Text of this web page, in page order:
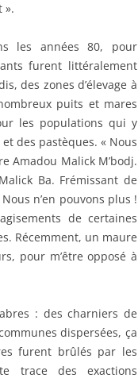
».
les années 80, pour
furent littéralement
des zones d’élevage à
puits et mares
les populations qui y
des pastèques. « Nous
Amadou Malick M’bodj.
Ba. Frémissant de
n’en pouvons plus !
de certaines
Récemment, un maure
pour m’être opposé à
: des charniers de
dispersées, ça
furent brûlés par les
trace des exactions